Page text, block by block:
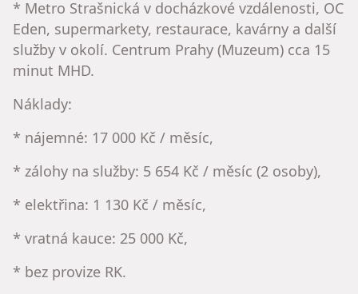
* Metro Strašnická v docházkové vzdálenosti, OC
Eden, supermarkety, restaurace, kavárny a další
služby v okolí. Centrum Prahy (Muzeum) cca 15
minut MHD.
Náklady:
* nájemné: 17 000 Kč / měsíc,
* zálohy na služby: 5 654 Kč / měsíc (2 osoby),
* elektřina: 1 130 Kč / měsíc,
* vratná kauce: 25 000 Kč,
* bez provize RK.